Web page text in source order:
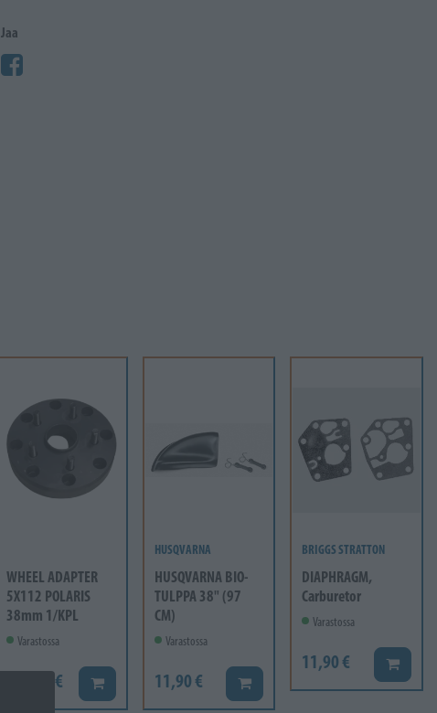
Jaa
WHEEL ADAPTER
5X112 POLARIS
38mm 1/KPL
Varastossa
126,60 € Lisää koriin
HUSQVARNA
HUSQVARNA BIO-
TULPPA 38" (97
CM)
Varastossa
11,90 € Lisää koriin
BRIGGS STRATTON
DIAPHRAGM,
Carburetor
Varastossa
11,90 € Lisää